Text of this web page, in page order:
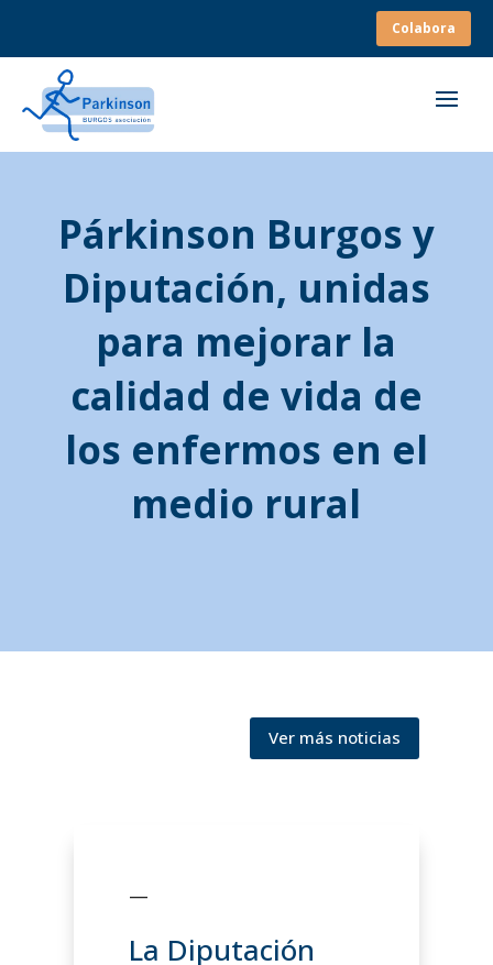
Colabora
Párkinson Burgos y
Diputación, unidas
para mejorar la
calidad de vida de
los enfermos en el
medio rural
Ver más noticias
—
La Diputación